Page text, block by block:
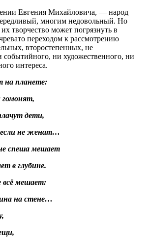
Евгения Михайловича, — народ
многим недовольный. Но
творчество может погрязнуть в
переходом к рассмотрению
второстепенных, не
ни художественного, ни
интереса.
на планете:
гомонят,
дети,
если не женат…
спеша мешает
в глубине.
всё мешает:
на стене…